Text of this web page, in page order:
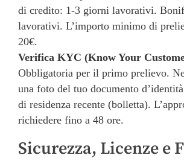
di credito: 1-3 giorni lavorativi.
lavorativi. L’importo minimo di
20€.
Verifica KYC (Know Your
Obbligatoria per il primo prelievo.
una foto del tuo documento
di residenza recente (bolletta).
richiedere fino a 48 ore.
Sicurezza, Licenze e